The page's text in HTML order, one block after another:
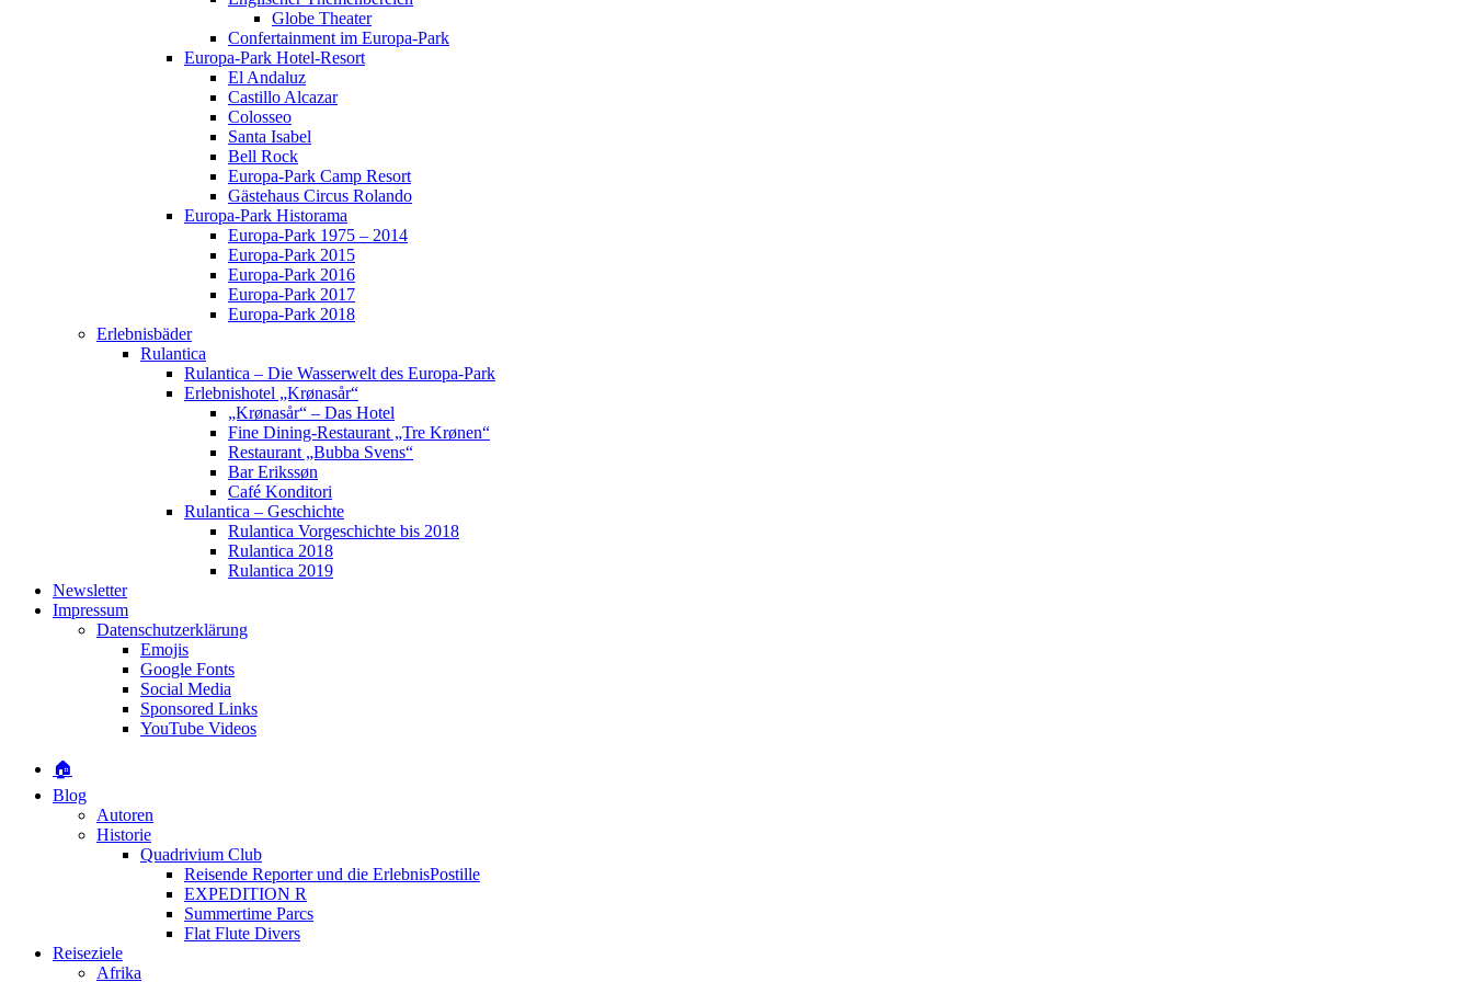
Globe Theater
Confertainment im Europa-Park
Europa-Park Hotel-Resort
El Andaluz
Castillo Alcazar
Colosseo
Santa Isabel
Bell Rock
Europa-Park Camp Resort
Gästehaus Circus Rolando
Europa-Park Historama
Europa-Park 1975 – 2014
Europa-Park 2015
Europa-Park 2016
Europa-Park 2017
Europa-Park 2018
Erlebnisbäder
Rulantica
Rulantica – Die Wasserwelt des Europa-Park
Erlebnishotel „Krønasår“
„Krønasår“ – Das Hotel
Fine Dining-Restaurant „Tre Krønen“
Restaurant „Bubba Svens“
Bar Erikssøn
Café Konditori
Rulantica – Geschichte
Rulantica Vorgeschichte bis 2018
Rulantica 2018
Rulantica 2019
Newsletter
Impressum
Datenschutzerklärung
Emojis
Google Fonts
Social Media
Sponsored Links
YouTube Videos
🏠
Blog
Autoren
Historie
Quadrivium Club
Reisende Reporter und die ErlebnisPostille
EXPEDITION R
Summertime Parcs
Flat Flute Divers
Reiseziele
Afrika